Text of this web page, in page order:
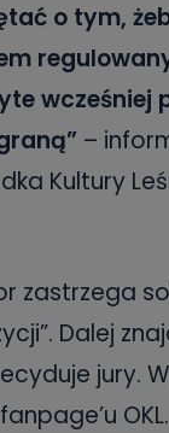
o tym,
wcześniej
–
Kultury
zastrzega
Dalej
jury.